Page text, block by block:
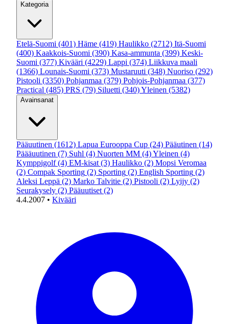
Kategoria
Etelä-Suomi (401) Häme (419) Haulikko (2712) Itä-Suomi
(400) Kaakkois-Suomi (390) Kasa-ammunta (399) Keski-
Suomi (377) Kivääri (4229) Lappi (374) Liikkuva maali
(1366) Lounais-Suomi (373) Mustaruuti (348) Nuoriso (292)
Pistooli (3350) Pohjanmaa (379) Pohjois-Pohjanmaa (377)
Practical (485) PRS (79) Siluetti (340)Yleinen (5382)
Avainsanat
Pääuutinen (1612) Lapua Eurooppa Cup (24) Pääutinen (14)
Päääuutinen (7) Suhl (4) Nuorten MM (4)Yleinen (4)
Kymppigolf (4) EM-kisat (3) Haulikko (2) Mopsi Veromaa
(2) Compak Sporting (2) Sporting (2) English Sporting (2)
Aleksi Leppä (2) Marko Talvitie (2) Pistooli (2) Lyijy (2)
Seurakysely (2) Pääuutiset (2)
4.4.2007 • Kivääri